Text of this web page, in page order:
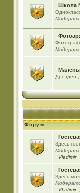
Школа
Дрезден
Форум
Здесь
Vladimir
Здесь
Vladimir